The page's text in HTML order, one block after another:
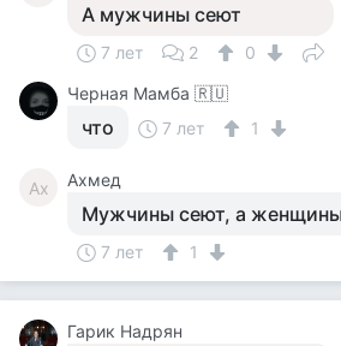
А мужчины сеют
7 лет 2
0
Черная Мамба 🇷🇺
что 7 лет 1
Ах Ахмед
Мужчины сеют, а женщины
7 лет 1
Гарик Надрян